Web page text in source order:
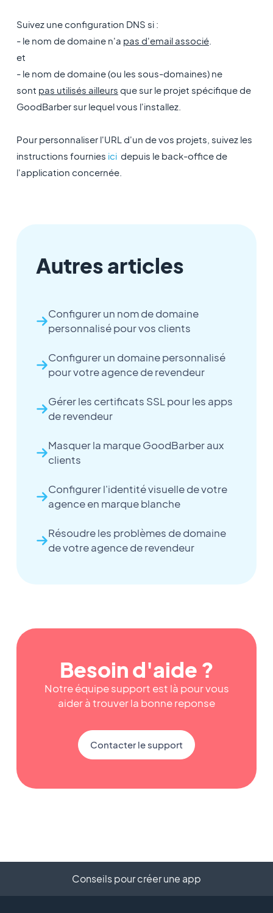
Suivez une configuration DNS si :
- le nom de domaine n'a pas d'email associé.
et
- le nom de domaine (ou les sous-domaines) ne
sont pas utilisés ailleurs que sur le projet spécifique de
GoodBarber sur lequel vous l'installez.
Pour personnaliser l'URL d'un de vos projets, suivez les
instructions fournies icidepuis le back-office de
l'application concernée.
Autres articles
Configurer un nom de domaine
personnalisé pour vos clients
Configurer un domaine personnalisé
pour votre agence de revendeur
Gérer les certificats SSL pour les apps
de revendeur
Masquer la marque GoodBarber aux
clients
Configurer l'identité visuelle de votre
agence en marque blanche
Résoudre les problèmes de domaine
de votre agence de revendeur
Besoin d'aide ?
Notre équipe support est là pour vous
aider à trouver la bonne reponse
Contacter le support
Conseils pour créer une app